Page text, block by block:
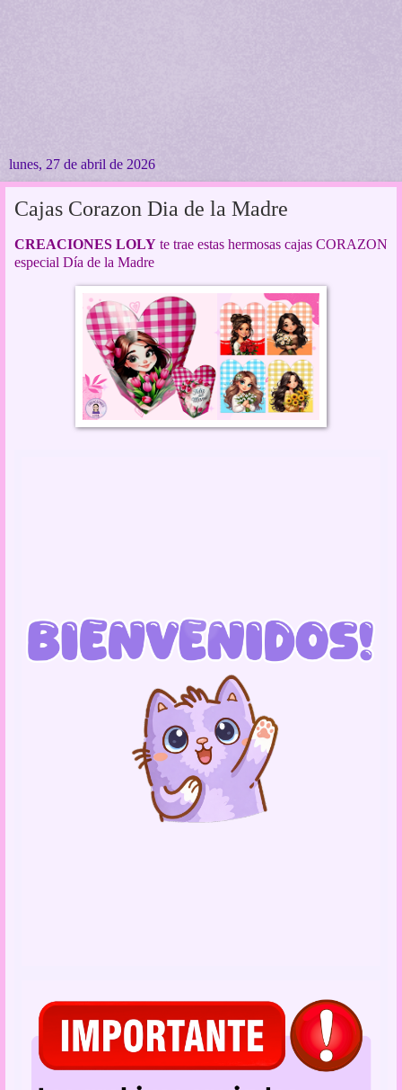
lunes, 27 de abril de 2026
Cajas Corazon Dia de la Madre
CREACIONES LOLY te trae estas hermosas cajas CORAZON
especial Día de la Madre